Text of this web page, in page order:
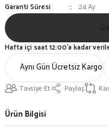
Garanti Süresi
24 Ay
Aynı Gün Ücretsiz Kargo
Tavsiye Et Paylaş
Hafta içi saat 12:00'a kadar
Ürün Bilgisi